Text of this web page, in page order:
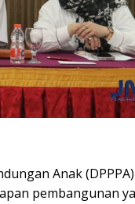
Anak (DPPPA)
pembangunan